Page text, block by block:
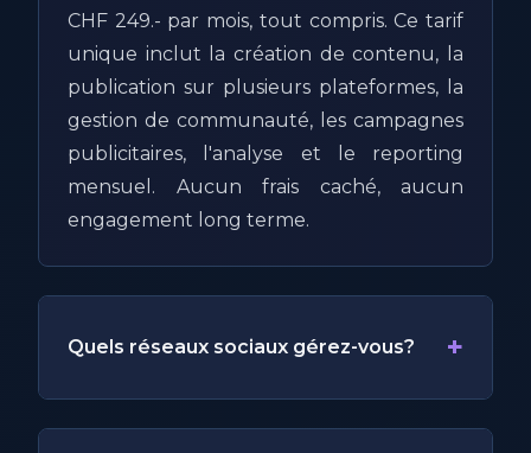
CHF 249.- par mois, tout compris. Ce tarif
unique inclut la création de contenu, la
publication sur plusieurs plateformes, la
gestion de communauté, les campagnes
publicitaires, l'analyse et le reporting
mensuel. Aucun frais caché, aucun
engagement long terme.
Quels réseaux sociaux gérez-vous? +